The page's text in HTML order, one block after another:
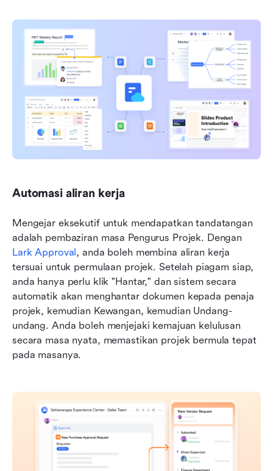
Automasi aliran kerja
Mengejar eksekutif untuk mendapatkan tandatangan
Lark Approval, anda boleh membina aliran kerja
tersuai untuk permulaan projek. Setelah piagam siap,
anda hanya perlu klik "Hantar," dan sistem secara
automatik akan menghantar dokumen kepada penaja
projek, kemudian Kewangan, kemudian Undang-
undang. Anda boleh menjejaki kemajuan kelulusan
secara masa nyata, memastikan projek bermula tepat
pada masanya.